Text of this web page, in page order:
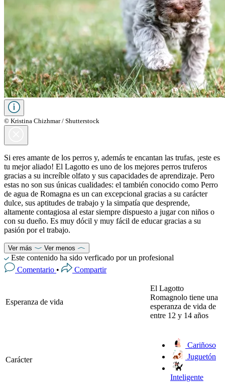
© Kristina Chizhmar / Shutterstock
Si eres amante de los perros y, además te encantan las trufas, ¡este es
tu mejor aliado! El Lagotto es uno de los mejores perros truferos
gracias a su increíble olfato y sus capacidades de aprendizaje. Pero
estas no son sus únicas cualidades: el también conocido como Perro
de agua de Romagna es un can excepcional gracias a su carácter
dulce, sus aptitudes de trabajo y la simpatía que desprende,
altamente contagiosa al estar siempre dispuesto a jugar con niños o
con su dueño. Es muy dócil y muy fácil de educar gracias a su
pasión por el trabajo.
Ver más Ver menos
Este contenido ha sido verficado por un profesional
Comentario • Compartir
Esperanza de vida
El Lagotto
Romagnolo tiene una
esperanza de vida de
entre 12 y 14 años
Carácter
Cariñoso
Juguetón
Inteligente